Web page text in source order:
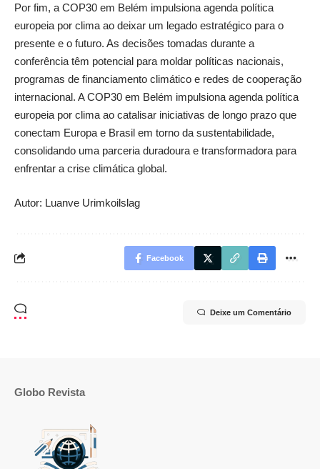
Por fim, a COP30 em Belém impulsiona agenda política
europeia por clima ao deixar um legado estratégico para o
presente e o futuro. As decisões tomadas durante a
conferência têm potencial para moldar políticas nacionais,
programas de financiamento climático e redes de cooperação
internacional. A COP30 em Belém impulsiona agenda política
europeia por clima ao catalisar iniciativas de longo prazo que
conectam Europa e Brasil em torno da sustentabilidade,
consolidando uma parceria duradoura e transformadora para
enfrentar a crise climática global.
Autor: Luanve Urimkoilslag
Facebook
Deixe um Comentário
Globo Revista